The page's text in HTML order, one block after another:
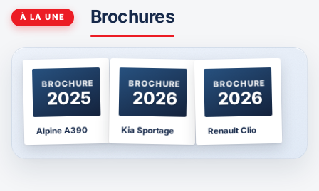
À LA UNE Brochures
BROCHURE
2025
Alpine A390
BROCHURE
2026
Kia Sportage
BROCHURE
2026
Renault Clio